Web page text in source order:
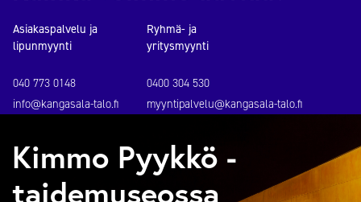
Asiakaspalvelu ja
lipunmyynti
Ryhmä- ja
yritysmyynti
040 773 0148
0400 304 530
info@kangasala-talo.fi
myyntipalvelu@kangasala-talo.fi
Kimmo Pyykkö -
taidemuseossa